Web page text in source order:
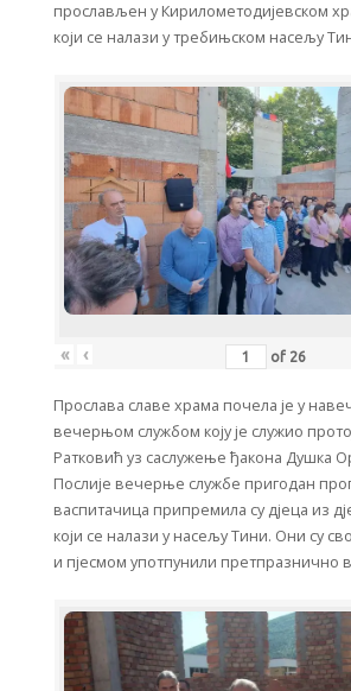
прослављен у Кирилометодијевском
који се налази у требињском насељу
« ‹ of 26
Прослава славе храма почела је у
вечерњом службом коју је служио
Ратковић уз саслужење ђакона Душка
Послије вечерње службе пригодан
васпитачица припремила су дјеца из
који се налази у насељу Тини. Они су
и пјесмом употпунили претпразнично